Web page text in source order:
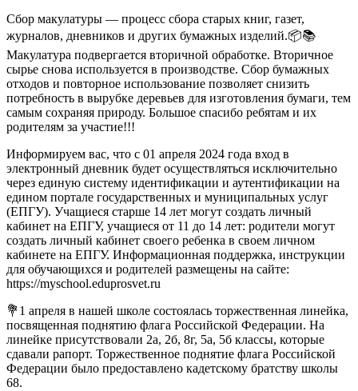
Сбор макулатуры — процесс сбора старых книг, газет,
журналов, дневников и других бумажных изделий.📦📚
Макулатура подвергается вторичной обработке. Вторичное
сырье снова используется в производстве. Сбор бумажных
отходов и повторное использование позволяет снизить
потребность в вырубке деревьев для изготовления бумаги, тем
самым сохраняя природу. Большое спасибо ребятам и их
родителям за участие!!!
Информируем вас, что с 01 апреля 2024 года вход в
электронный дневник будет осуществляться исключительно
через единую систему идентификации и аутентификации на
едином портале государственных и муниципальных услуг
(ЕПГУ). Учащиеся старше 14 лет могут создать личный
кабинет на ЕПГУ, учащиеся от 11 до 14 лет: родители могут
создать личный кабинет своего ребенка в своем личном
кабинете на ЕПГУ. Информационная поддержка, инструкции
для обучающихся и родителей размещены на сайте:
https://myschool.eduprosvet.ru
💐1 апреля в нашей школе состоялась торжественная линейка,
посвященная поднятию флага Российской Федерации. На
линейке присутствовали 2а, 2б, 8г, 5а, 5б классы, которые
сдавали рапорт. Торжественное поднятие флага Российской
Федерации было предоставлено кадетскому братству школы
68.